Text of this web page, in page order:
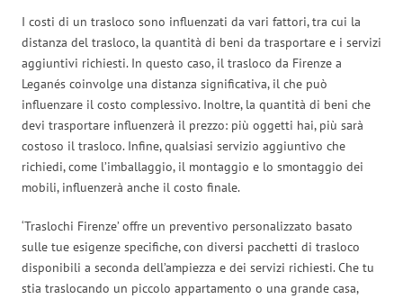
I costi di un trasloco sono influenzati da vari fattori, tra cui la
distanza del trasloco, la quantità di beni da trasportare e i servizi
aggiuntivi richiesti. In questo caso, il trasloco da Firenze a
Leganés coinvolge una distanza significativa, il che può
influenzare il costo complessivo. Inoltre, la quantità di beni che
devi trasportare influenzerà il prezzo: più oggetti hai, più sarà
costoso il trasloco. Infine, qualsiasi servizio aggiuntivo che
richiedi, come l’imballaggio, il montaggio e lo smontaggio dei
mobili, influenzerà anche il costo finale.
‘Traslochi Firenze’ offre un preventivo personalizzato basato
sulle tue esigenze specifiche, con diversi pacchetti di trasloco
disponibili a seconda dell’ampiezza e dei servizi richiesti. Che tu
stia traslocando un piccolo appartamento o una grande casa,